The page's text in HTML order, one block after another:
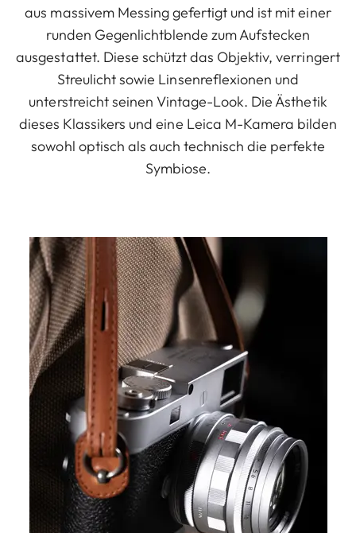
aus massivem Messing gefertigt und ist mit einer
runden Gegenlichtblende zum Aufstecken
ausgestattet. Diese schützt das Objektiv, verringert
Streulicht sowie Linsenreflexionen und
unterstreicht seinen Vintage-Look. Die Ästhetik
dieses Klassikers und eine Leica M-Kamera bilden
sowohl optisch als auch technisch die perfekte
Symbiose.